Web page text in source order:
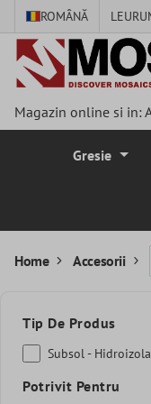
springen
ROMÂNĂ LEU
Magazin online si in:
Gresie
Home Accesorii
Tip De Produs
Subsol -
Potrivit Pentru